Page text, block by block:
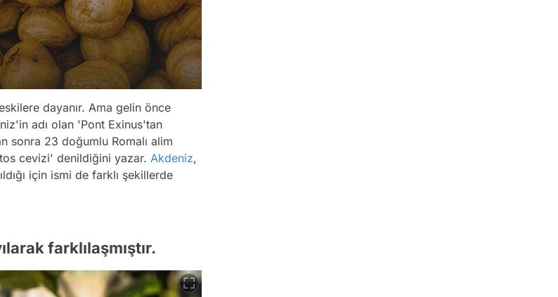
dayanır. Ama gelin önce
adı olan 'Pont Exinus'tan
sonra 23 doğumlu Romalı alim
cevizi' denildiğini yazar. Akdeniz,
için ismi de farklı şekillerde
farklılaşmıştır.